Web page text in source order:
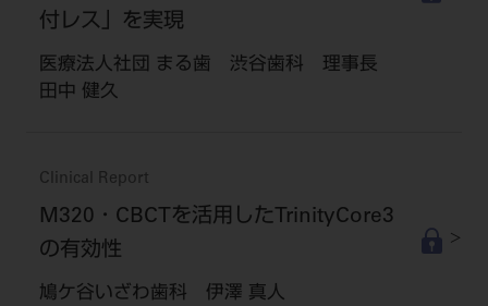
付レス」を実現
医療法人社団 まる歯 渋谷歯科 理事長
田中 健久
Clinical Report
M320・CBCTを活用したTrinityCore3
の有効性
鳩ケ谷いざわ歯科 伊澤 真人